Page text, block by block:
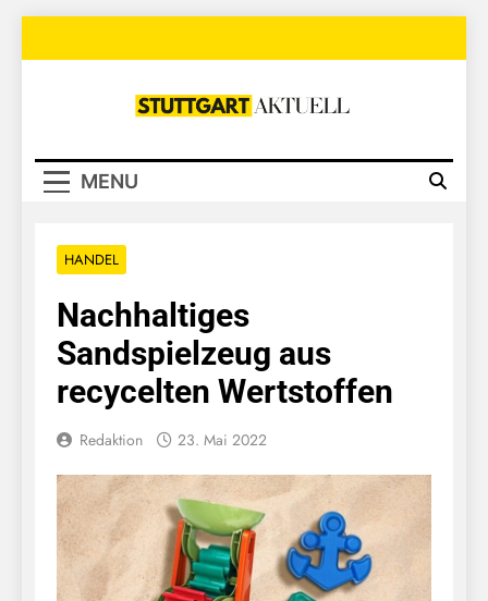
Stuttgart
MENU
HANDEL
Nachhaltiges
Sandspielzeug aus
recycelten Wertstoffen
Redaktion 23. Mai 2022